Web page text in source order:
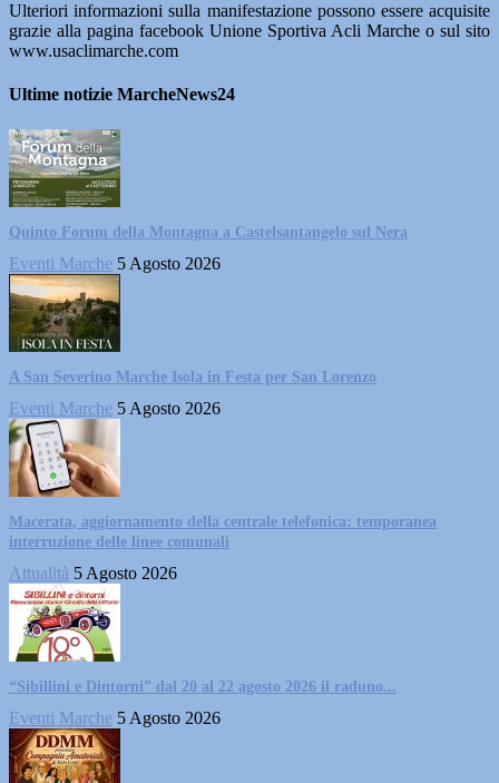
Ulteriori informazioni sulla manifestazione possono essere acquisite
grazie alla pagina facebook Unione Sportiva Acli Marche o sul sito
www.usaclimarche.com
Ultime notizie MarcheNews24
Quinto Forum della Montagna a Castelsantangelo sul Nera
Eventi Marche 5 Agosto 2026
A San Severino Marche Isola in Festa per San Lorenzo
Eventi Marche 5 Agosto 2026
Macerata, aggiornamento della centrale telefonica: temporanea
interruzione delle linee comunali
Attualità 5 Agosto 2026
“Sibillini e Dintorni” dal 20 al 22 agosto 2026 il raduno...
Eventi Marche 5 Agosto 2026